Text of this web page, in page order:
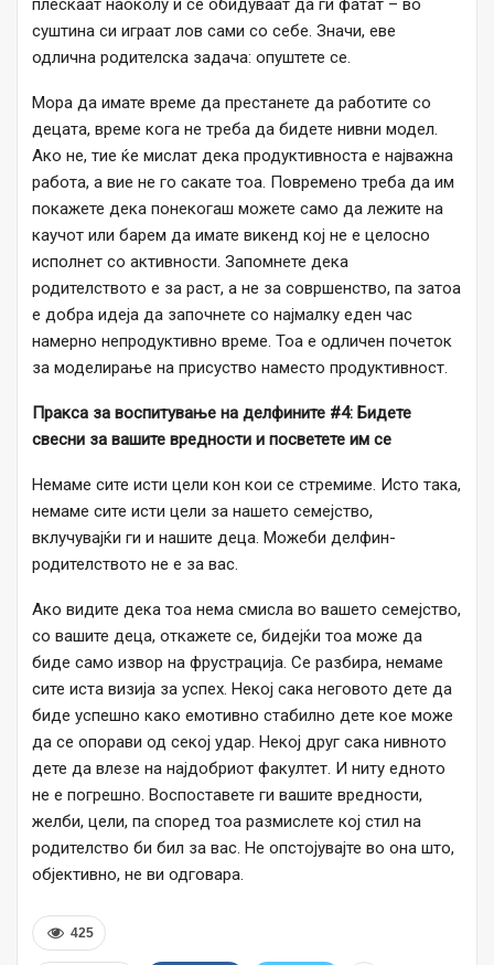
плескаат наоколу и се обидуваат да ги фатат – во
суштина си играат лов сами со себе. Значи, еве
одлична родителска задача: опуштете се.
Мора да имате време да престанете да работите со
децата, време кога не треба да бидете нивни модел.
Ако не, тие ќе мислат дека продуктивноста е најважна
работа, а вие не го сакате тоа. Повремено треба да им
покажете дека понекогаш можете само да лежите на
каучот или барем да имате викенд кој не е целосно
исполнет со активности. Запомнете дека
родителството е за раст, а не за совршенство, па затоа
е добра идеја да започнете со најмалку еден час
намерно непродуктивно време. Тоа е одличен почеток
за моделирање на присуство наместо продуктивност.
Пракса за воспитување на делфините #4: Бидете
свесни за вашите вредности и посветете им се
Немаме сите исти цели кон кои се стремиме. Исто така,
немаме сите исти цели за нашето семејство,
вклучувајќи ги и нашите деца. Можеби делфин-
родителството не е за вас.
Ако видите дека тоа нема смисла во вашето семејство,
со вашите деца, откажете се, бидејќи тоа може да
биде само извор на фрустрација. Се разбира, немаме
сите иста визија за успех. Некој сака неговото дете да
биде успешно како емотивно стабилно дете кое може
да се опорави од секој удар. Некој друг сака нивното
дете да влезе на најдобриот факултет. И ниту едното
не е погрешно. Воспоставете ги вашите вредности,
желби, цели, па според тоа размислете кој стил на
родителство би бил за вас. Не опстојувајте во она што,
објективно, не ви одговара.
425